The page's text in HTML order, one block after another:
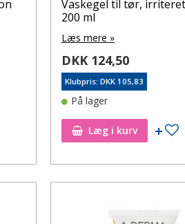
ønskeseddel
Vaskegel til tør,
200 ml
Læs mere »
DKK 124,50
Klubpris: DKK 105,83
På lager
Læg i kurv